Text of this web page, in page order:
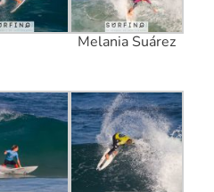
Melania Suárez